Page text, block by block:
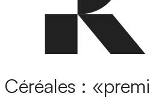
Céréales :